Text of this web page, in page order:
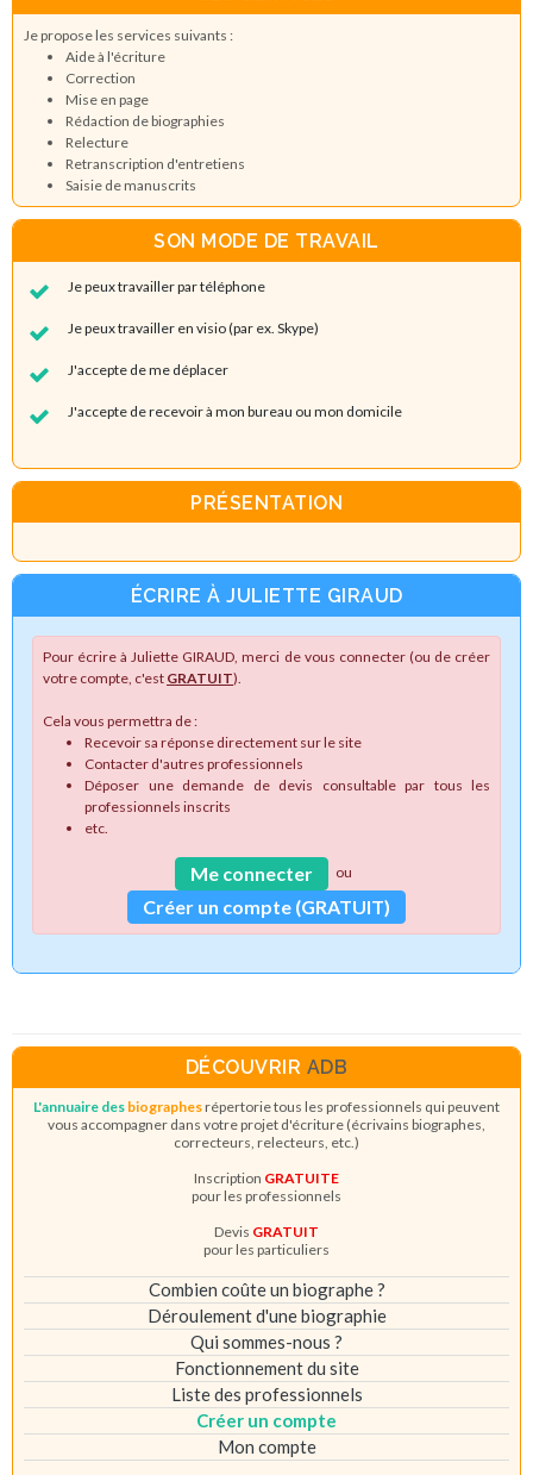
Je propose les services suivants :
Aide à l'écriture
Correction
Mise en page
Rédaction de biographies
Relecture
Retranscription d'entretiens
Saisie de manuscrits
SON MODE DE TRAVAIL
Je peux travailler par téléphone
Je peux travailler en visio (par ex. Skype)
J'accepte de me déplacer
J'accepte de recevoir à mon bureau ou mon domicile
PRÉSENTATION
ÉCRIRE À JULIETTE GIRAUD
Pour écrire à Juliette GIRAUD, merci de vous connecter (ou de créer
votre compte, c'est GRATUIT).
Cela vous permettra de :
Recevoir sa réponse directement sur le site
Contacter d'autres professionnels
Déposer une demande de devis consultable par tous les
professionnels inscrits
etc.
Me connecter ou
Créer un compte (GRATUIT)
DÉCOUVRIR ADB
L'annuaire des biographesrépertorie tous les professionnels qui peuvent
vous accompagner dans votre projet d'écriture (écrivains biographes,
correcteurs, relecteurs, etc.)
Inscription GRATUITE
pour les professionnels
Devis GRATUIT
pour les particuliers
Combien coûte un biographe ?
Déroulement d'une biographie
Qui sommes-nous ?
Fonctionnement du site
Liste des professionnels
Créer un compte
Mon compte